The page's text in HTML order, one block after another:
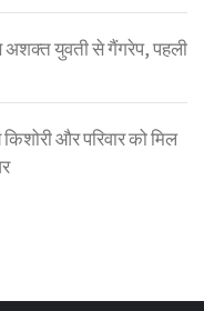
अशक्त युवती से गैंगरेप, पहली
और परिवार को मिल